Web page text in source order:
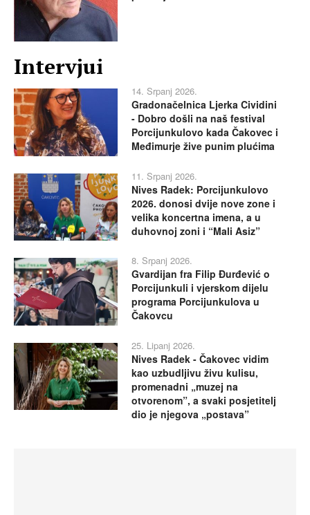
Intervjui
14. Srpanj 2026.
Gradonačelnica Ljerka Cividini
- Dobro došli na naš festival
Porcijunkulovo kada Čakovec i
Međimurje žive punim plućima
11. Srpanj 2026.
Nives Radek: Porcijunkulovo
2026. donosi dvije nove zone i
velika koncertna imena, a u
duhovnoj zoni i “Mali Asiz”
8. Srpanj 2026.
Gvardijan fra Filip Đurđević o
Porcijunkuli i vjerskom dijelu
programa Porcijunkulova u
Čakovcu
25. Lipanj 2026.
Nives Radek - Čakovec vidim
kao uzbudljivu živu kulisu,
promenadni „muzej na
otvorenom”, a svaki posjetitelj
dio je njegova „postava”